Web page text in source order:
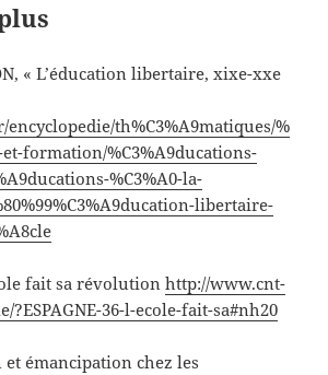
« L’éducation libertaire, xixe-xxe
th%C3%A9matiques/%
formation/%C3%A9ducations-
%C3%A0-la-
libertaire-
fait sa révolutionhttp://www.cnt-
?ESPAGNE-36-l-ecole-fait-sa#nh20
et émancipation chez les